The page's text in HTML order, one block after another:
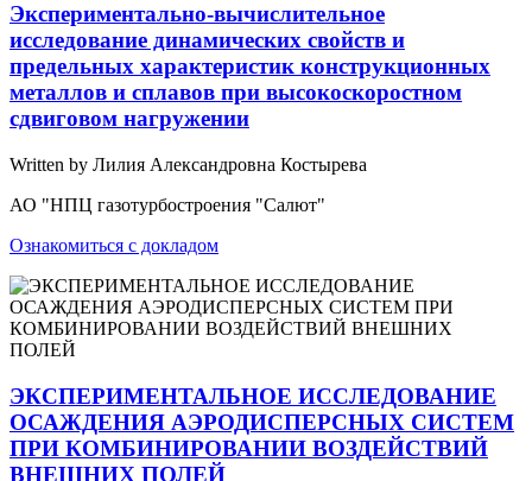
Экспериментально-вычислительное
исследование динамических свойств и
предельных характеристик конструкционных
металлов и сплавов при высокоскоростном
сдвиговом нагружении
Written by Лилия Александровна Костырева
АО "НПЦ газотурбостроения "Салют"
Ознакомиться с докладом
ЭКСПЕРИМЕНТАЛЬНОЕ ИССЛЕДОВАНИЕ
ОСАЖДЕНИЯ АЭРОДИСПЕРСНЫХ СИСТЕМ
ПРИ КОМБИНИРОВАНИИ ВОЗДЕЙСТВИЙ
ВНЕШНИХ ПОЛЕЙ